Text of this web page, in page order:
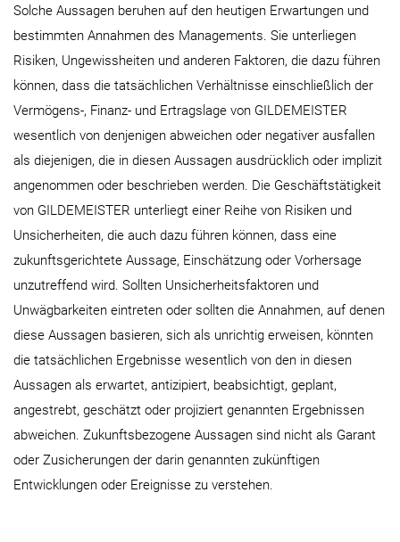
Solche Aussagen beruhen auf den heutigen Erwartungen und
bestimmten Annahmen des Managements. Sie unterliegen
Risiken, Ungewissheiten und anderen Faktoren, die dazu führen
können, dass die tatsächlichen Verhältnisse einschließlich der
Vermögens-, Finanz- und Ertragslage von GILDEMEISTER
wesentlich von denjenigen abweichen oder negativer ausfallen
als diejenigen, die in diesen Aussagen ausdrücklich oder implizit
angenommen oder beschrieben werden. Die Geschäftstätigkeit
von GILDEMEISTER unterliegt einer Reihe von Risiken und
Unsicherheiten, die auch dazu führen können, dass eine
zukunftsgerichtete Aussage, Einschätzung oder Vorhersage
unzutreffend wird. Sollten Unsicherheitsfaktoren und
Unwägbarkeiten eintreten oder sollten die Annahmen, auf denen
diese Aussagen basieren, sich als unrichtig erweisen, könnten
die tatsächlichen Ergebnisse wesentlich von den in diesen
Aussagen als erwartet, antizipiert, beabsichtigt, geplant,
angestrebt, geschätzt oder projiziert genannten Ergebnissen
abweichen. Zukunftsbezogene Aussagen sind nicht als Garant
oder Zusicherungen der darin genannten zukünftigen
Entwicklungen oder Ereignisse zu verstehen.